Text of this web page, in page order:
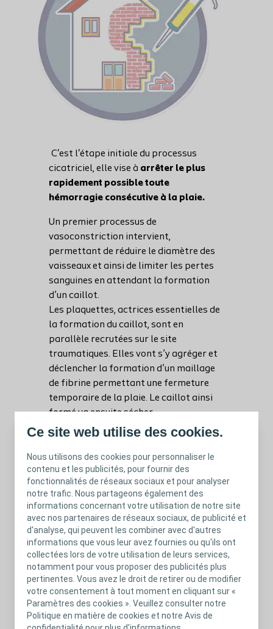
Ce site web utilise des cookies.
Nous utilisons des cookies pour personnaliser le
contenu et les publicités, pour fournir des
fonctionnalités de réseaux sociaux et pour analyser
notre trafic. Nous partageons également des
informations concernant votre utilisation de notre site
avec nos partenaires de réseaux sociaux, de publicité et
d'analyse, qui peuvent les combiner avec d'autres
informations que vous leur avez fournies ou qu'ils ont
collectées lors de votre utilisation de leurs services,
notamment pour vous proposer des publicités plus
pertinentes. Vous avez le droit de retirer ou de modifier
votre consentement à tout moment en cliquant sur «
Paramètres des cookies ». Veuillez consulter notre
Politique en matière de cookies et notre Avis de
C'est l'étape initiale du processus
cicatriciel, elle vise à arrêter le plus
rapidement possible toute
hémorragie consécutive à la plaie.
Un premier processus de
vasoconstriction intervient,
permettant de réduire le diamètre des
vaisseaux et ainsi de limiter les pertes
sanguines en attendant la formation
d’un caillot.
Les plaquettes, actrices essentielles de
la formation du caillot, sont en
parallèle recrutées sur le site
traumatiques. Elles vont s’y agréger et
déclencher la formation d’un maillage
de fibrine permettant une fermeture
temporaire de la plaie. Le caillot ainsi
formé va ensuite sécher
progressivement et former une croûte
restaurant l’intégrité de la barrière
cutanée. En addition à ce rôle de
réparation temporaire de la peau, le
caillot va également fournir la matrice
essentielle à la migration des cellules
indispensables à la réparation des
tissus lésés3-5.